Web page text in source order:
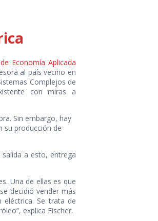
Economía Aplicada
al país vecino en
Complejos de
con miras a
Sin embargo, hay
su producción de
a esto, entrega
Una de ellas es que
decidió vender más
eléctrica. Se trata de
explica Fischer.